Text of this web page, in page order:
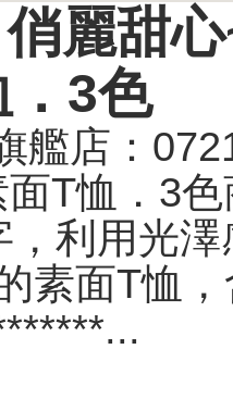
麗甜
3色
艦店：
T恤．3
，利用光
素面T恤